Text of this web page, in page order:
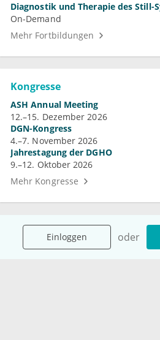
Einloggen oder
Diagnostik und Therapie des Still-
On-Demand
Mehr Fortbildungen
Kongresse
ASH Annual Meeting
12.–15. Dezember 2026
DGN-Kongress
4.–7. November 2026
Jahrestagung der DGHO
9.–12. Oktober 2026
Mehr Kongresse